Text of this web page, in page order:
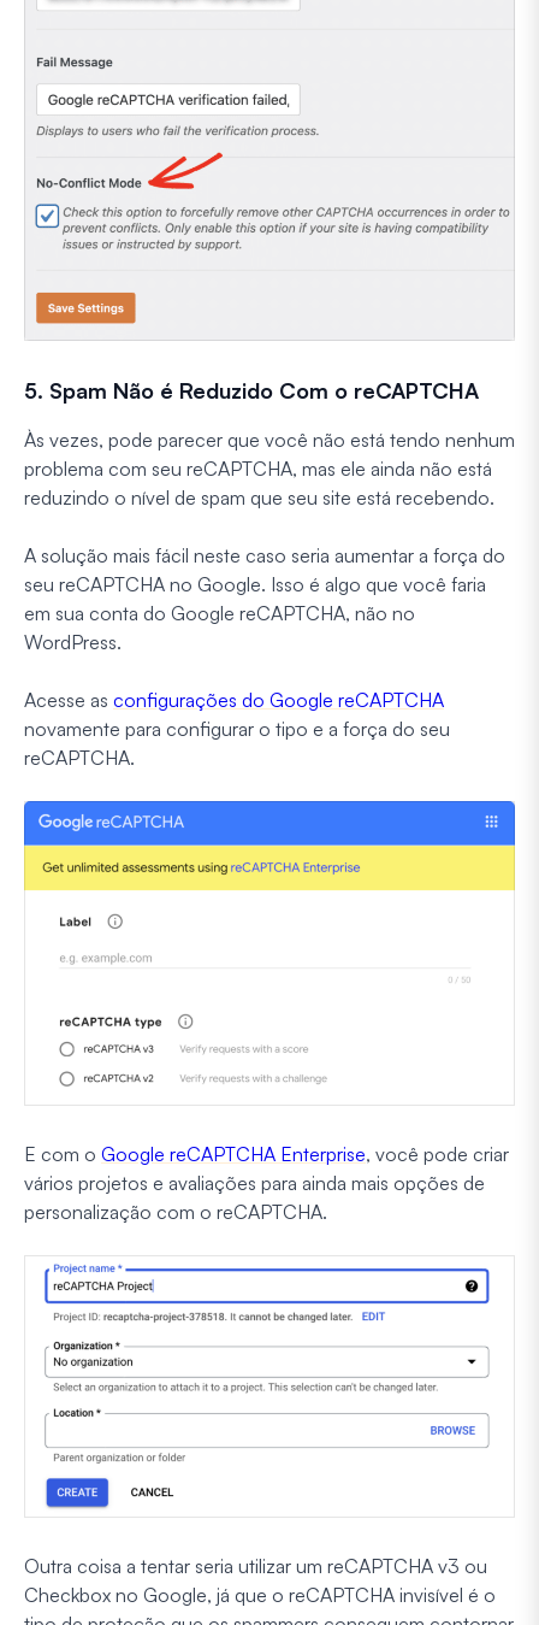
5. Spam Não é Reduzido Com o reCAPTCHA
Às vezes, pode parecer que você não está tendo nenhum
problema com seu reCAPTCHA, mas ele ainda não está
reduzindo o nível de spam que seu site está recebendo.
A solução mais fácil neste caso seria aumentar a força do
seu reCAPTCHA no Google. Isso é algo que você faria
em sua conta do Google reCAPTCHA, não no
WordPress.
Acesse as configurações do Google reCAPTCHA
novamente para configurar o tipo e a força do seu
reCAPTCHA.
E com o Google reCAPTCHA Enterprise, você pode criar
vários projetos e avaliações para ainda mais opções de
personalização com o reCAPTCHA.
Outra coisa a tentar seria utilizar um reCAPTCHA v3 ou
Checkbox no Google, já que o reCAPTCHA invisível é o